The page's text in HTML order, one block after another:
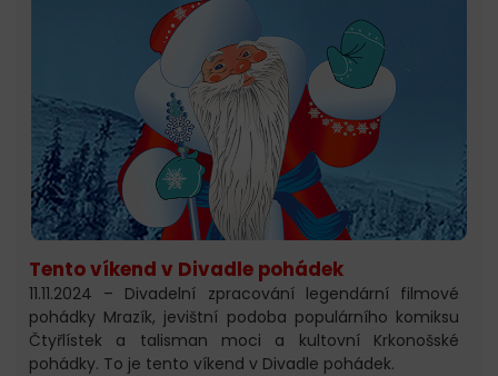
Tento víkend v Divadle pohádek
11.11.2024 – Divadelní zpracování legendární filmové
pohádky Mrazík, jevištní podoba populárního komiksu
Čtyřlístek a talisman moci a kultovní Krkonošské
pohádky. To je tento víkend v Divadle pohádek.